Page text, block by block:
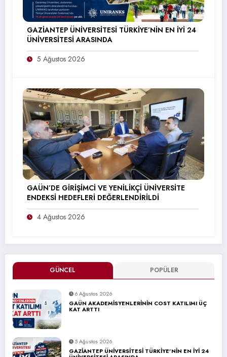
GÜNCEL POPÜLER
6 Ağustos 2026
GAÜN AKADEMİSYENLERİNİN COST KATILIMI ÜÇ
KAT ARTTI
5 Ağustos 2026
GAZİANTEP ÜNİVERSİTESİ TÜRKİYE’NİN EN İYİ 24
GAZİANTEP ÜNİVERSİTESİ TÜRKİYE’NİN EN İYİ 24
ÜNİVERSİTESİ ARASINDA
5 Ağustos 2026
GAÜN’DE GİRİŞİMCİ VE YENİLİKÇİ ÜNİVERSİTE
ENDEKSİ HEDEFLERİ DEĞERLENDİRİLDİ
4 Ağustos 2026